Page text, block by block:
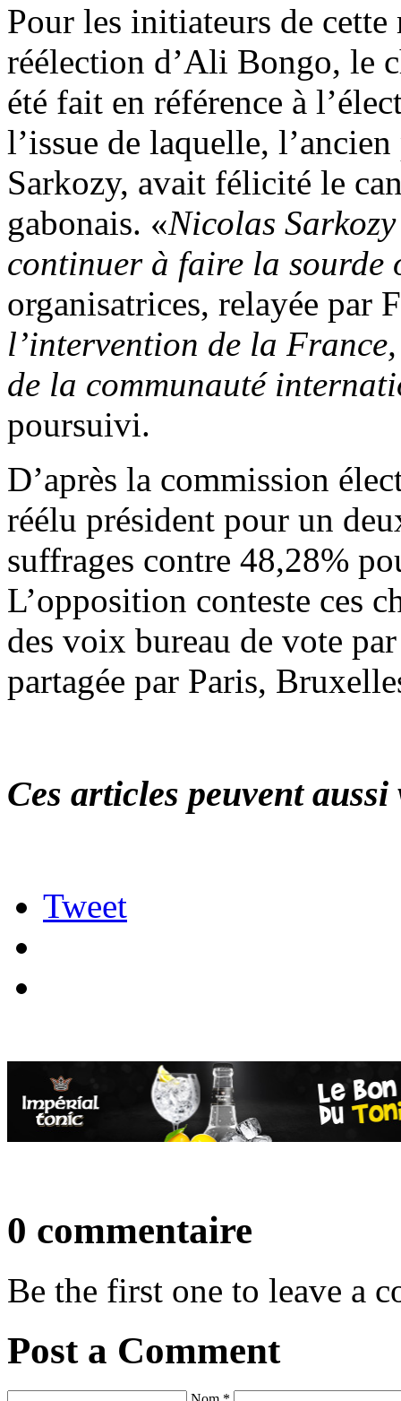
Pour les initiateurs de
réélection d’Ali Bongo, le
été fait en référence à
l’issue de laquelle,
Sarkozy, avait félicité le
gabonais. «Nicolas
continuer à faire la sourde
organisatrices, relayée par
l’intervention de la
de la communauté
poursuivi.
D’après la commission
réélu président pour un
suffrages contre 48,28%
L’opposition conteste ces
des voix bureau de vote
partagée par Paris,
Ces articles peuvent
Tweet
0 commentaire
Be the first one to leave a
Post a Comment